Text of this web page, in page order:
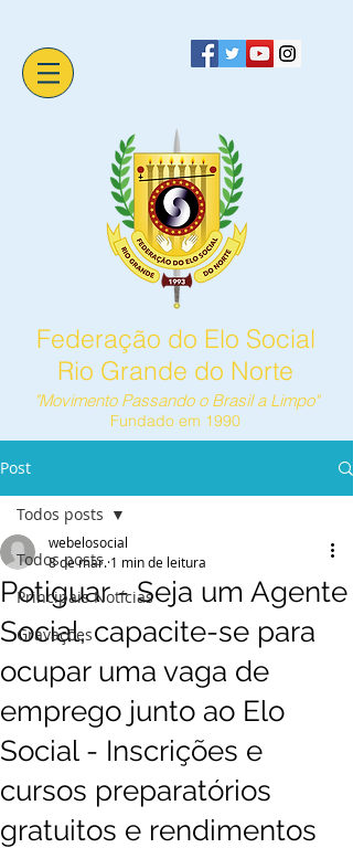
Federação do Elo Social
Rio Grande do Norte
"Movimento Passando o Brasil a Limpo"
Fundado em 1990
Post
Todos posts
Principais Notícias
Gravações
Todos posts
Potiguar - Seja um Agente
Social, capacite-se para
ocupar uma vaga de
emprego junto ao Elo
Social - Inscrições e
cursos preparatórios
gratuitos e rendimentos
webelosocial
8 de mar. 1 min de leitura